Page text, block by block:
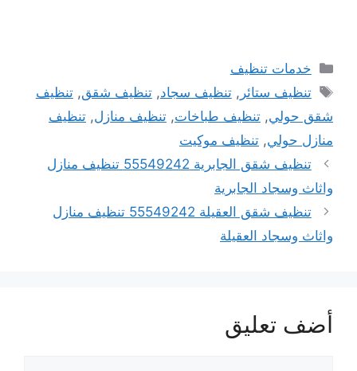
التصنيفات
خدمات تنظيف
الوسوم
تنظيف ستائر ,تنظيف سجاد,تنظيف شقق,تنظيف
شقق حولي, تنظيف طباخات, تنظيف منازل, تنظيف
منازل حولي, تنظيف موكيت
تنظيف شقق الجابرية 55549242 تنظيف منازل
واثاث وسجاد الجابرية
تنظيف شقق العقيلة 55549242 تنظيف منازل
واثاث وسجاد العقيلة
أضف تعليق